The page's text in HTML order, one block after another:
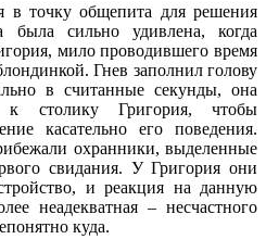
в точку общепита для решения
была сильно удивлена, когда
мило проводившего время
Гнев заполнил голову
в считанные секунды, она
к столику Григория, чтобы
касательно его поведения.
охранники, выделенные
свидания. У Григория они
и реакция на данную
неадекватная – несчастного
куда.